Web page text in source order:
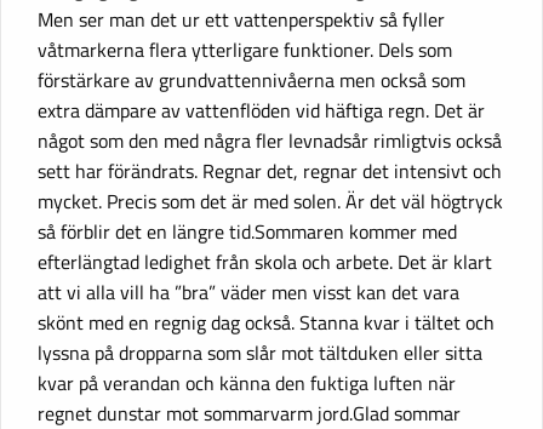
Men ser man det ur ett vattenperspektiv så fyller
våtmarkerna flera ytterligare funktioner. Dels som
förstärkare av grundvattennivåerna men också som
extra dämpare av vattenflöden vid häftiga regn. Det är
något som den med några fler levnadsår rimligtvis också
sett har förändrats. Regnar det, regnar det intensivt och
mycket. Precis som det är med solen. Är det väl högtryck
så förblir det en längre tid.Sommaren kommer med
efterlängtad ledighet från skola och arbete. Det är klart
att vi alla vill ha ”bra” väder men visst kan det vara
skönt med en regnig dag också. Stanna kvar i tältet och
lyssna på dropparna som slår mot tältduken eller sitta
kvar på verandan och känna den fuktiga luften när
regnet dunstar mot sommarvarm jord.Glad sommar